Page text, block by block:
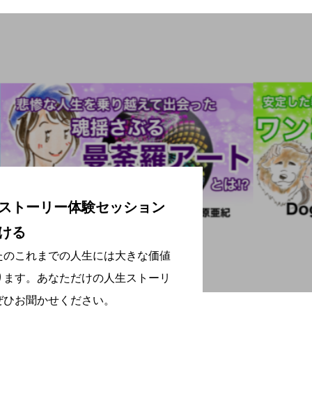
トーリー体験セッション
る
のこれまでの人生には大きな価値
ます。あなただけの人生ストーリ
お聞かせください。